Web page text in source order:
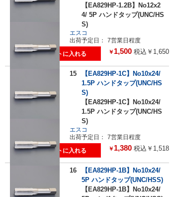
【EA829HP-1.2B】No12x2
4/ 5P ハンドタップ(UNC/HS
S)
エスコ
出荷予定日：
7営業日程度
￥ 1,500 税込￥1,650
15
【EA829HP-1C】No10x24/
1.5P ハンドタップ(UNC/HS
S)
【EA829HP-1C】No10x24/
1.5P ハンドタップ(UNC/HS
S)
エスコ
出荷予定日：
7営業日程度
￥ 1,380 税込￥1,518
16
【EA829HP-1B】No10x24/
5P ハンドタップ(UNC/HSS)
【EA829HP-1B】No10x24/